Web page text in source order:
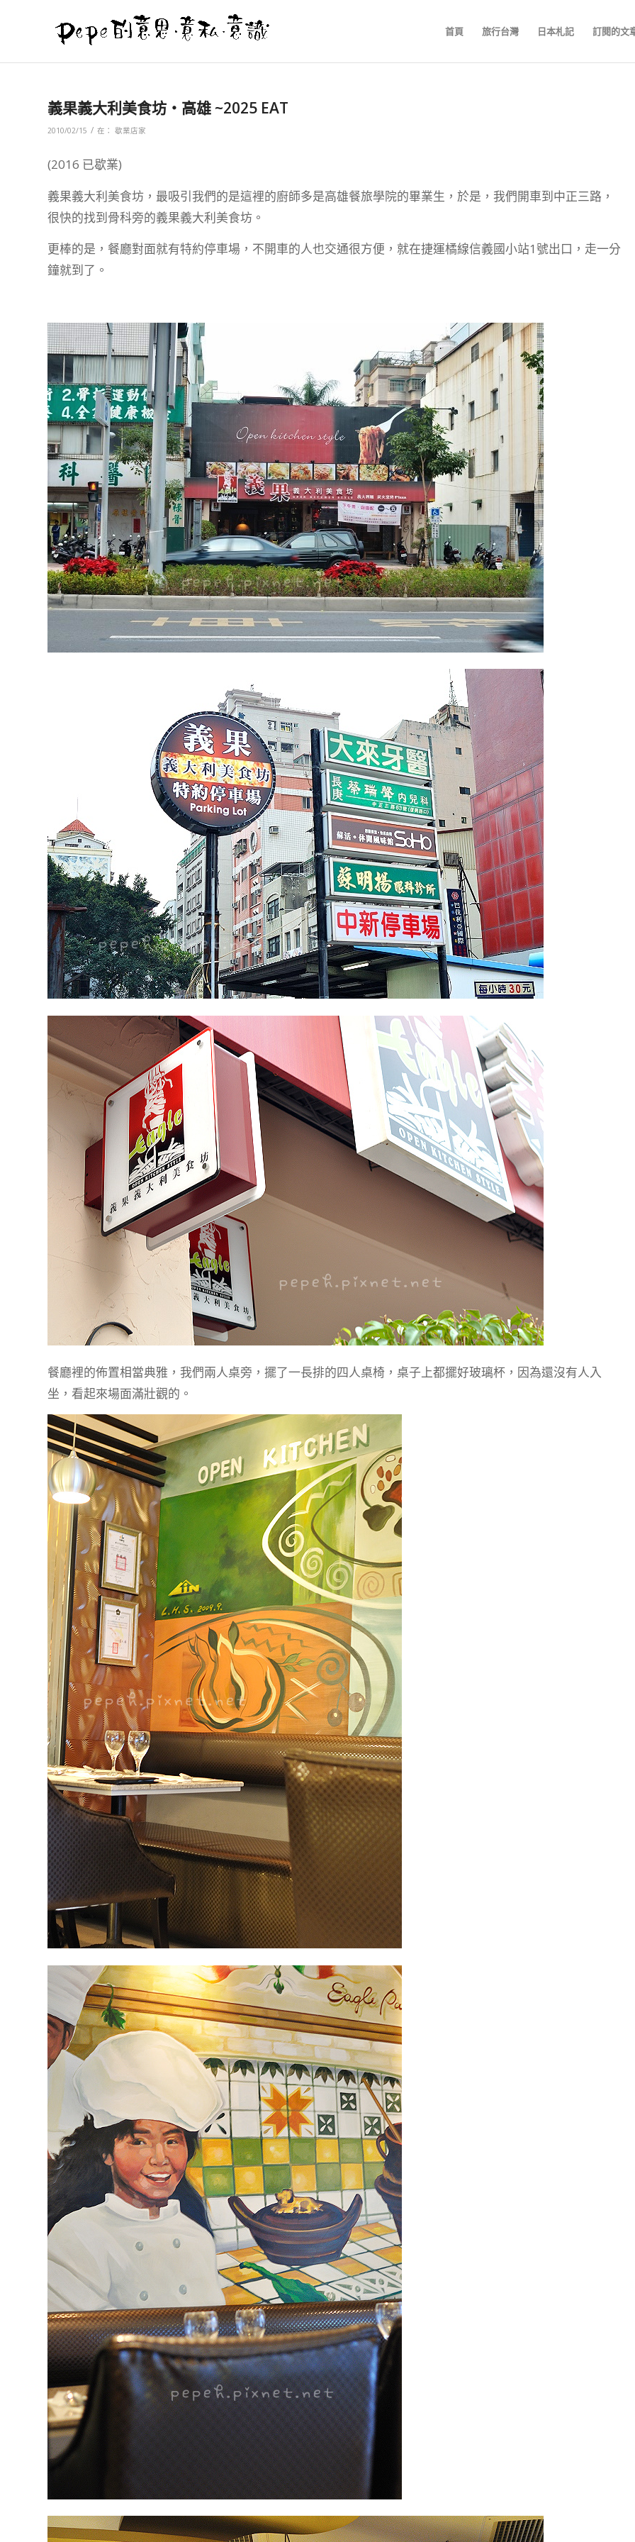
首頁 旅行台灣 日本札記 訂閱的文
義果義大利美食坊‧高雄 ~2025 EAT
2010/02/15 / 在： 歇業店家
(2016 已歇業)
義果義大利美食坊，最吸引我們的是這裡的廚師多是高雄餐旅學院的畢業生，於是，我們開車到中正三路，
很快的找到骨科旁的義果義大利美食坊。
更棒的是，餐廳對面就有特約停車場，不開車的人也交通很方便，就在捷運橘線信義國小站1號出口，走一分
鐘就到了。
餐廳裡的佈置相當典雅，我們兩人桌旁，擺了一長排的四人桌椅，桌子上都擺好玻璃杯，因為還沒有人入
坐，看起來場面滿壯觀的。